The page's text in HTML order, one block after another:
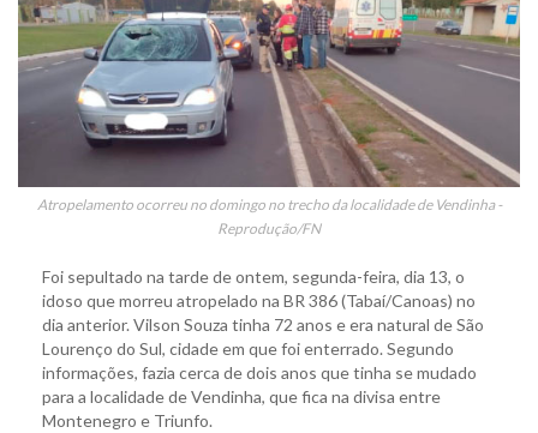
Atropelamento ocorreu no domingo no trecho da localidade de Vendinha -
Reprodução/FN
Foi sepultado na tarde de ontem, segunda-feira, dia 13, o
idoso que morreu atropelado na BR 386 (Tabaí/Canoas) no
dia anterior. Vilson Souza tinha 72 anos e era natural de São
Lourenço do Sul, cidade em que foi enterrado. Segundo
informações, fazia cerca de dois anos que tinha se mudado
para a localidade de Vendinha, que fica na divisa entre
Montenegro e Triunfo.